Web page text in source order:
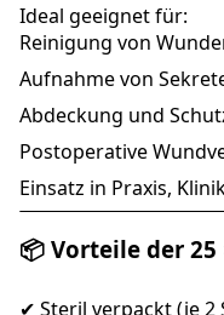
Ideal geeignet für:
Reinigung von
Aufnahme von
Abdeckung und
Postoperative
Einsatz in Praxis,
📦 Vorteile der
✔ Steril verpackt (je 2